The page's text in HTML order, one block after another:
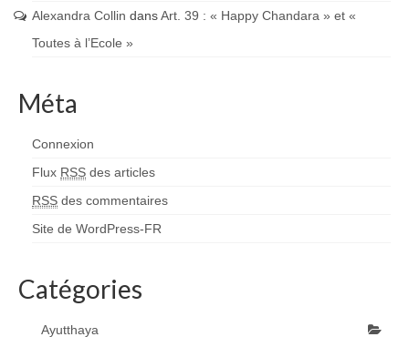
Alexandra Collin dansArt. 39 : « Happy Chandara » et «
Toutes à l’Ecole »
Méta
Connexion
Flux RSS des articles
RSS des commentaires
Site de WordPress-FR
Catégories
Ayutthaya